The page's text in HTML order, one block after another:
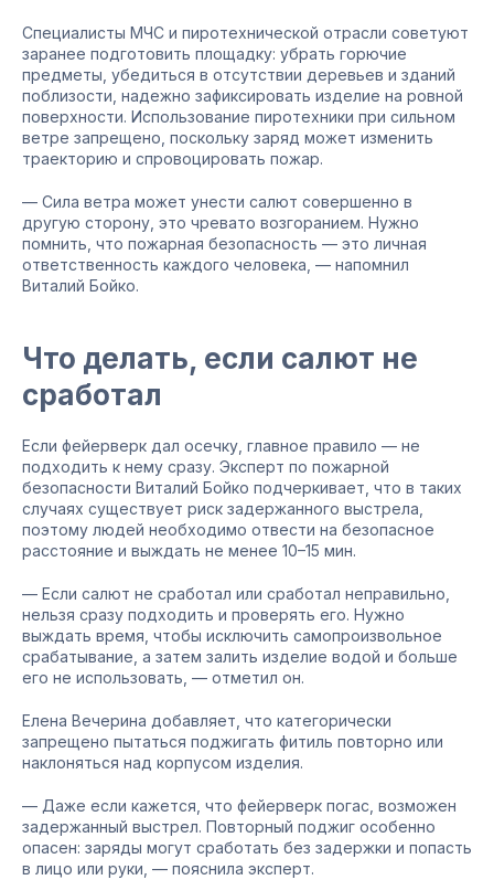
Специалисты МЧС и пиротехнической отрасли советуют
заранее подготовить площадку: убрать горючие
предметы, убедиться в отсутствии деревьев и зданий
поблизости, надежно зафиксировать изделие на ровной
поверхности. Использование пиротехники при сильном
ветре запрещено, поскольку заряд может изменить
траекторию и спровоцировать пожар.
— Сила ветра может унести салют совершенно в
другую сторону, это чревато возгоранием. Нужно
помнить, что пожарная безопасность — это личная
ответственность каждого человека, — напомнил
Виталий Бойко.
Что делать, если салют не
сработал
Если фейерверк дал осечку, главное правило — не
подходить к нему сразу. Эксперт по пожарной
безопасности Виталий Бойко подчеркивает, что в таких
случаях существует риск задержанного выстрела,
поэтому людей необходимо отвести на безопасное
расстояние и выждать не менее 10–15 мин.
— Если салют не сработал или сработал неправильно,
нельзя сразу подходить и проверять его. Нужно
выждать время, чтобы исключить самопроизвольное
срабатывание, а затем залить изделие водой и больше
его не использовать, — отметил он.
Елена Вечерина добавляет, что категорически
запрещено пытаться поджигать фитиль повторно или
наклоняться над корпусом изделия.
— Даже если кажется, что фейерверк погас, возможен
задержанный выстрел. Повторный поджиг особенно
опасен: заряды могут сработать без задержки и попасть
в лицо или руки, — пояснила эксперт.